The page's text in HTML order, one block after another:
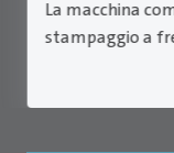
La macchina
stampaggio a